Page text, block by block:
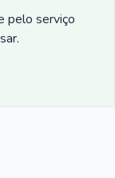
pelo serviço